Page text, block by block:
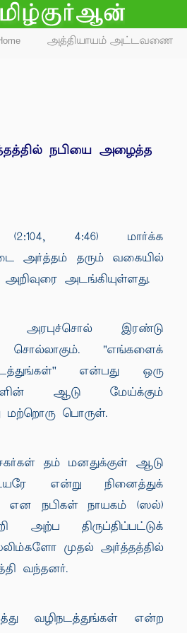
அத்தியாயம் அட்டவணை
நபியை அழைத்த
4:46) மார்க்க
அர்த்தம் தரும் வகையில்
அடங்கியுள்ளது.
அரபுச்சொல் இரண்டு
சொல்லாகும். "எங்களைக்
என்பது ஒரு
ஆடு மேய்க்கும்
பொருள்.
தம் மனதுக்குள் ஆடு
என்று நினைத்துக்
என நபிகள் நாயகம் (ஸல்)
அற்ப திருப்திப்பட்டுக்
முதல் அர்த்தத்தில்
வந்தனர்.
வழிநடத்துங்கள் என்ற